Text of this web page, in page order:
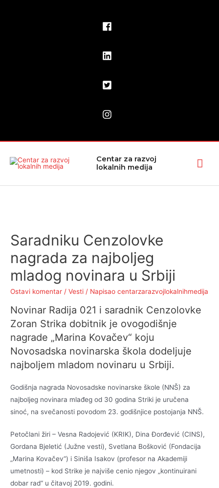
Centar za razvoj
lokalnih medija
Saradniku Cenzolovke
nagrada za najboljeg
mladog novinara u Srbiji
Ostavi komentar /Vesti / Napisao centarzarazvojlokalnihmedija
Novinar Radija 021 i saradnik Cenzolovke
Zoran Strika dobitnik je ovogodišnje
nagrade „Marina Kovačev“ koju
Novosadska novinarska škola dodeljuje
najboljem mladom novinaru u Srbiji.
Godišnja nagrada Novosadske novinarske škole (NNŠ) za
najboljeg novinara mlađeg od 30 godina Striki je uručena
sinoć, na svečanosti povodom 23. godišnjice postojanja NNŠ.
Petočlani žiri – Vesna Radojević (KRIK), Dina Đorđević (CINS),
Gordana Bjeletić (Južne vesti), Svetlana Bošković (Fondacija
„Marina Kovačev“) i Siniša Isakov (profesor na Akademiji
umetnosti) – kod Strike je najviše cenio njegov „kontinuirani
dobar rad“ u čitavoj 2019. godini.